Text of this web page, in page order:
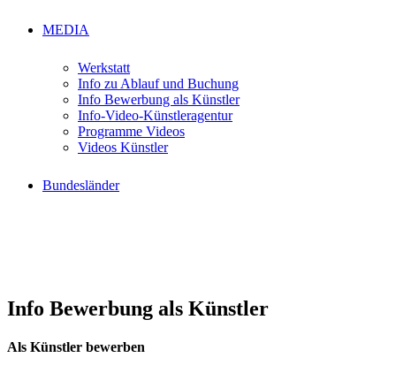
MEDIA
Werkstatt
Info zu Ablauf und Buchung
Info Bewerbung als Künstler
Info-Video-Künstleragentur
Programme Videos
Videos Künstler
Bundesländer
Info Bewerbung als Künstler
Als Künstler bewerben